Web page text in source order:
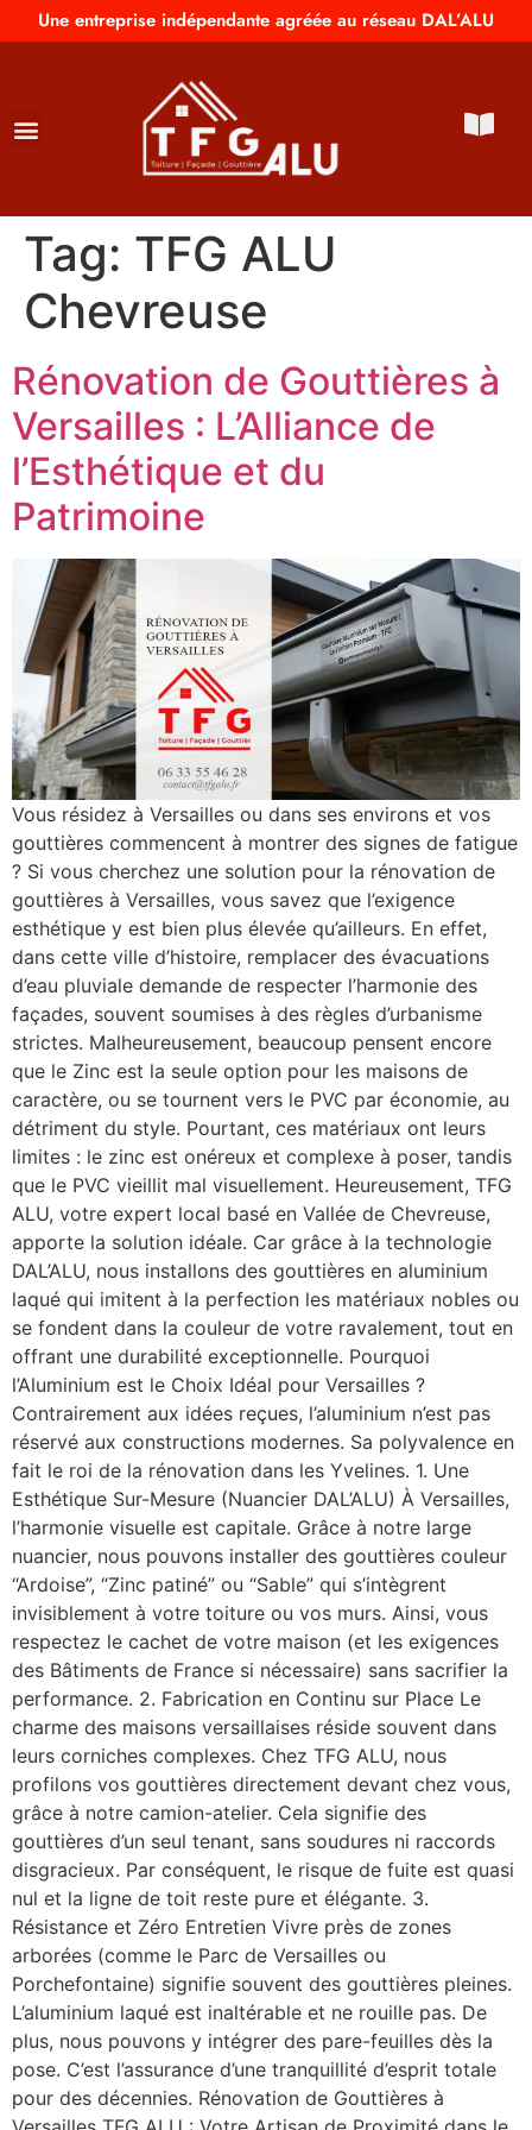
Une entreprise indépendante agréée au réseau DAL’ALU
Tag: TFG ALU
Chevreuse
Rénovation de Gouttières à
Versailles : L’Alliance de
l’Esthétique et du
Patrimoine
Vous résidez à Versailles ou dans ses environs et vos
gouttières commencent à montrer des signes de fatigue
? Si vous cherchez une solution pour la rénovation de
gouttières à Versailles, vous savez que l’exigence
esthétique y est bien plus élevée qu’ailleurs. En effet,
dans cette ville d’histoire, remplacer des évacuations
d’eau pluviale demande de respecter l’harmonie des
façades, souvent soumises à des règles d’urbanisme
strictes. Malheureusement, beaucoup pensent encore
que le Zinc est la seule option pour les maisons de
caractère, ou se tournent vers le PVC par économie, au
détriment du style. Pourtant, ces matériaux ont leurs
limites : le zinc est onéreux et complexe à poser, tandis
que le PVC vieillit mal visuellement. Heureusement, TFG
ALU, votre expert local basé en Vallée de Chevreuse,
apporte la solution idéale. Car grâce à la technologie
DAL’ALU, nous installons des gouttières en aluminium
laqué qui imitent à la perfection les matériaux nobles ou
se fondent dans la couleur de votre ravalement, tout en
offrant une durabilité exceptionnelle. Pourquoi
l’Aluminium est le Choix Idéal pour Versailles ?
Contrairement aux idées reçues, l’aluminium n’est pas
réservé aux constructions modernes. Sa polyvalence en
fait le roi de la rénovation dans les Yvelines. 1. Une
Esthétique Sur-Mesure (Nuancier DAL’ALU) À Versailles,
l’harmonie visuelle est capitale. Grâce à notre large
nuancier, nous pouvons installer des gouttières couleur
“Ardoise”, “Zinc patiné” ou “Sable” qui s’intègrent
invisiblement à votre toiture ou vos murs. Ainsi, vous
respectez le cachet de votre maison (et les exigences
des Bâtiments de France si nécessaire) sans sacrifier la
performance. 2. Fabrication en Continu sur Place Le
charme des maisons versaillaises réside souvent dans
leurs corniches complexes. Chez TFG ALU, nous
profilons vos gouttières directement devant chez vous,
grâce à notre camion-atelier. Cela signifie des
gouttières d’un seul tenant, sans soudures ni raccords
disgracieux. Par conséquent, le risque de fuite est quasi
nul et la ligne de toit reste pure et élégante. 3.
Résistance et Zéro Entretien Vivre près de zones
arborées (comme le Parc de Versailles ou
Porchefontaine) signifie souvent des gouttières pleines.
L’aluminium laqué est inaltérable et ne rouille pas. De
plus, nous pouvons y intégrer des pare-feuilles dès la
pose. C’est l’assurance d’une tranquillité d’esprit totale
pour des décennies. Rénovation de Gouttières à